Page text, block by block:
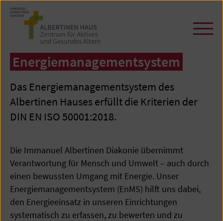
Zum
Seiteninhalt
springen
Energiemanagementsystem
Das Energiemanagementsystem des
Albertinen Hauses erfüllt die Kriterien der
DIN EN ISO 50001:2018.
Die Immanuel Albertinen Diakonie übernimmt
Verantwortung für Mensch und Umwelt – auch durch
einen bewussten Umgang mit Energie. Unser
Energiemanagementsystem (EnMS) hilft uns dabei,
den Energieeinsatz in unseren Einrichtungen
systematisch zu erfassen, zu bewerten und zu